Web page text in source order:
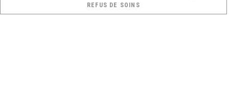
REFUS DE SOINS